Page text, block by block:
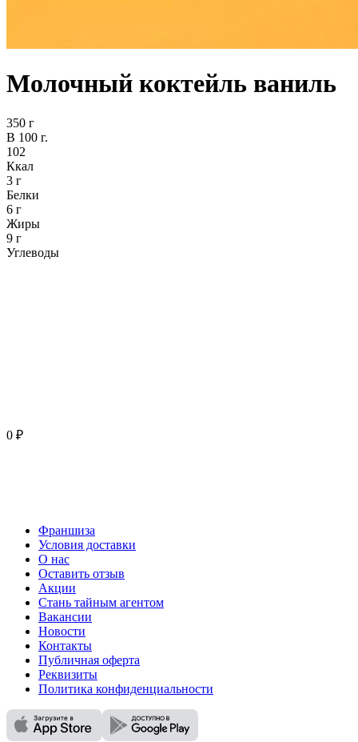
Молочный коктейль ваниль
350 г
В 100 г.
102
Ккал
3 г
Белки
6 г
Жиры
9 г
Углеводы
0 ₽
Франшиза
Условия доставки
О нас
Оставить отзыв
Акции
Стань тайным агентом
Вакансии
Новости
Контакты
Публичная оферта
Реквизиты
Политика конфиденциальности